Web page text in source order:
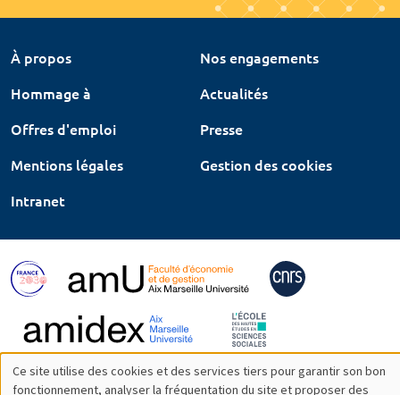
À propos
Nos engagements
Hommage à
Actualités
Offres d'emploi
Presse
Mentions légales
Gestion des cookies
Intranet
Ce site utilise des cookies et des services tiers pour garantir son bon
fonctionnement, analyser la fréquentation du site et proposer des